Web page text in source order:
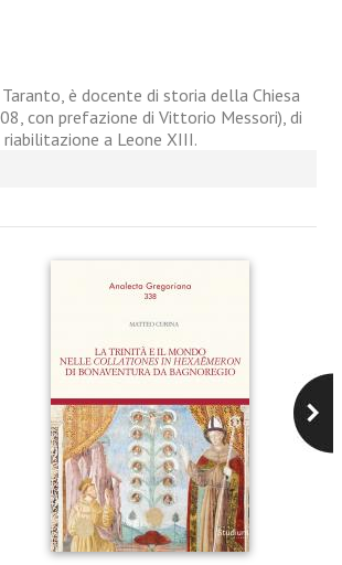
è docente di storia della Chiesa
con prefazione di Vittorio Messori), di
a Leone XIII.